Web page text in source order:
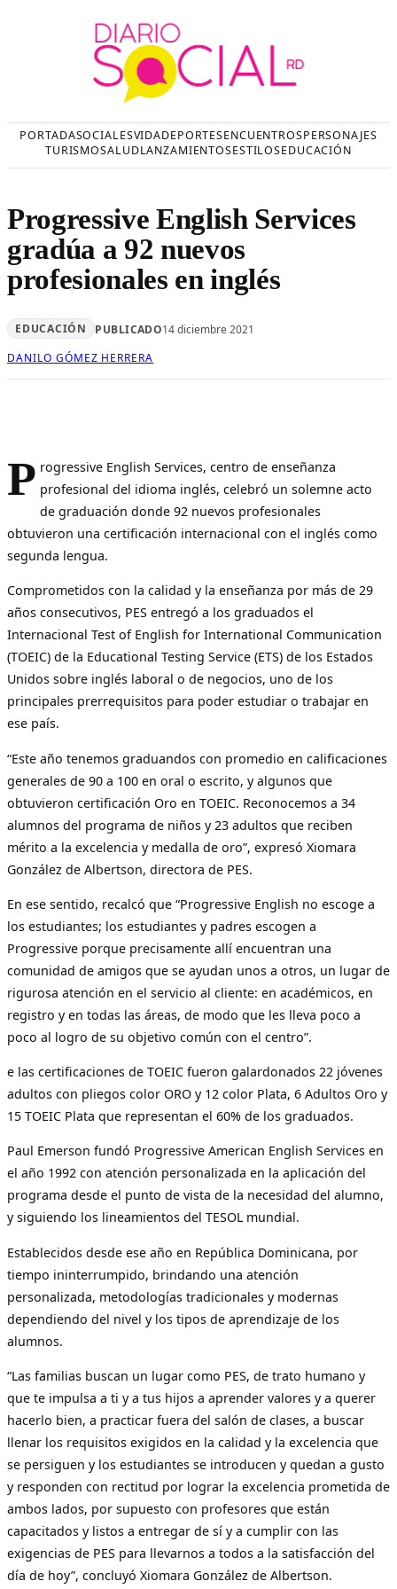
PORTADASOCIALESVIDADEPORTESENCUENTROSPERSONAJES
TURISMOSALUDLANZAMIENTOSESTILOSEDUCACIÓN
Progressive English Services
gradúa a 92 nuevos
profesionales en inglés
EDUCACIÓN PUBLICADO14 diciembre 2021
DANILO GÓMEZ HERRERA
P rogressive English Services, centro de enseñanza
profesional del idioma inglés, celebró un solemne acto
de graduación donde 92 nuevos profesionales
obtuvieron una certificación internacional con el inglés como
segunda lengua.
Comprometidos con la calidad y la enseñanza por más de 29
años consecutivos, PES entregó a los graduados el
Internacional Test of English for International Communication
(TOEIC) de la Educational Testing Service (ETS) de los Estados
Unidos sobre inglés laboral o de negocios, uno de los
principales prerrequisitos para poder estudiar o trabajar en
ese país.
“Este año tenemos graduandos con promedio en calificaciones
generales de 90 a 100 en oral o escrito, y algunos que
obtuvieron certificación Oro en TOEIC. Reconocemos a 34
alumnos del programa de niños y 23 adultos que reciben
mérito a la excelencia y medalla de oro”, expresó Xiomara
González de Albertson, directora de PES.
En ese sentido, recalcó que “Progressive English no escoge a
los estudiantes; los estudiantes y padres escogen a
Progressive porque precisamente allí encuentran una
comunidad de amigos que se ayudan unos a otros, un lugar de
rigurosa atención en el servicio al cliente: en académicos, en
registro y en todas las áreas, de modo que les lleva poco a
poco al logro de su objetivo común con el centro”.
e las certificaciones de TOEIC fueron galardonados 22 jóvenes
adultos con pliegos color ORO y 12 color Plata, 6 Adultos Oro y
15 TOEIC Plata que representan el 60% de los graduados.
Paul Emerson fundó Progressive American English Services en
el año 1992 con atención personalizada en la aplicación del
programa desde el punto de vista de la necesidad del alumno,
y siguiendo los lineamientos del TESOL mundial.
Establecidos desde ese año en República Dominicana, por
tiempo ininterrumpido, brindando una atención
personalizada, metodologías tradicionales y modernas
dependiendo del nivel y los tipos de aprendizaje de los
alumnos.
“Las familias buscan un lugar como PES, de trato humano y
que te impulsa a ti y a tus hijos a aprender valores y a querer
hacerlo bien, a practicar fuera del salón de clases, a buscar
llenar los requisitos exigidos en la calidad y la excelencia que
se persiguen y los estudiantes se introducen y quedan a gusto
y responden con rectitud por lograr la excelencia prometida de
ambos lados, por supuesto con profesores que están
capacitados y listos a entregar de sí y a cumplir con las
exigencias de PES para llevarnos a todos a la satisfacción del
día de hoy”, concluyó Xiomara González de Albertson.